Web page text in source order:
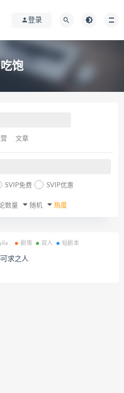
登录
吃饱
文章
SVIP免费 SVIP优惠
数量 随机 热度
剧情 双人 短剧本
求之人